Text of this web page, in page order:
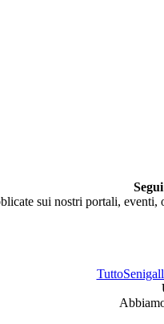
sui nostri portali,